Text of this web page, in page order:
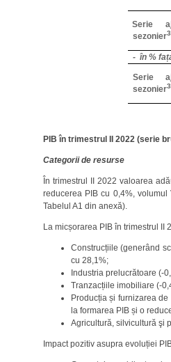
Serie
sezonier3
- în %
Serie
sezonier3
PIB în trimestrul II 2022 (serie
Categorii de resurse
În trimestrul II 2022 valoarea
reducerea PIB cu 0,4%,
Tabelul A1 din anexă).
La micșorarea PIB în trimestrul II
Construcțiile (generând
cu 28,1%;
Industria prelucrătoare (-
Tranzacțiile imobiliare (-
Producția și furnizarea
la formarea PIB și o
Agricultură, silvicultură şi
Impact pozitiv asupra evoluției